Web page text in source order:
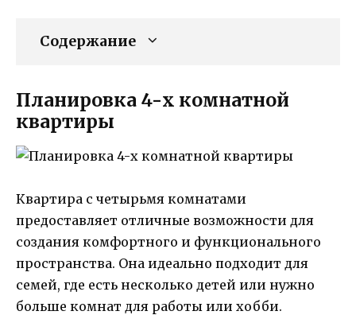
Содержание
Планировка 4-х комнатной
квартиры
Квартира с четырьмя комнатами
предоставляет отличные возможности для
создания комфортного и функционального
пространства. Она идеально подходит для
семей, где есть несколько детей или нужно
больше комнат для работы или хобби.